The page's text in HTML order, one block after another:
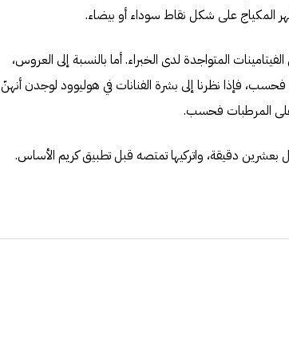
المكياج على شكل نقاط سوداء أو بيضاء.
المتواجدة لدى الخبراء. أما بالنسبة إلى العروس،
فإذا نظرنا إلى بشرة الفنانات في هوليوود لوجدن أنهنّ
المرطبات فحسب.
دقيقة، واتركيها تمتصه قبل تطبيق كريم الأساس.